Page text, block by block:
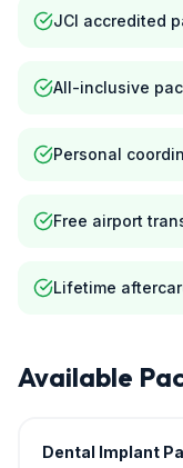
JCI accredited
All-inclusive
Personal
Free airport
Lifetime
Available
Dental Implant